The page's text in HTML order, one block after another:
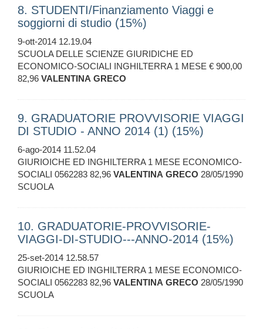
8. STUDENTI/Finanziamento Viaggi e
soggiorni di studio (15%)
9-ott-2014 12.19.04
SCUOLA DELLE SCIENZE GIURIDICHE ED
ECONOMICO-SOCIALI INGHILTERRA 1 MESE € 900,00
82,96 VALENTINA GRECO
9. GRADUATORIE PROVVISORIE VIAGGI
DI STUDIO - ANNO 2014 (1) (15%)
6-ago-2014 11.52.04
GIURIOICHE ED INGHILTERRA 1 MESE ECONOMICO-
SOCIALI 0562283 82,96 VALENTINA GRECO 28/05/1990
SCUOLA
10. GRADUATORIE-PROVVISORIE-
VIAGGI-DI-STUDIO---ANNO-2014 (15%)
25-set-2014 12.58.57
GIURIOICHE ED INGHILTERRA 1 MESE ECONOMICO-
SOCIALI 0562283 82,96 VALENTINA GRECO 28/05/1990
SCUOLA